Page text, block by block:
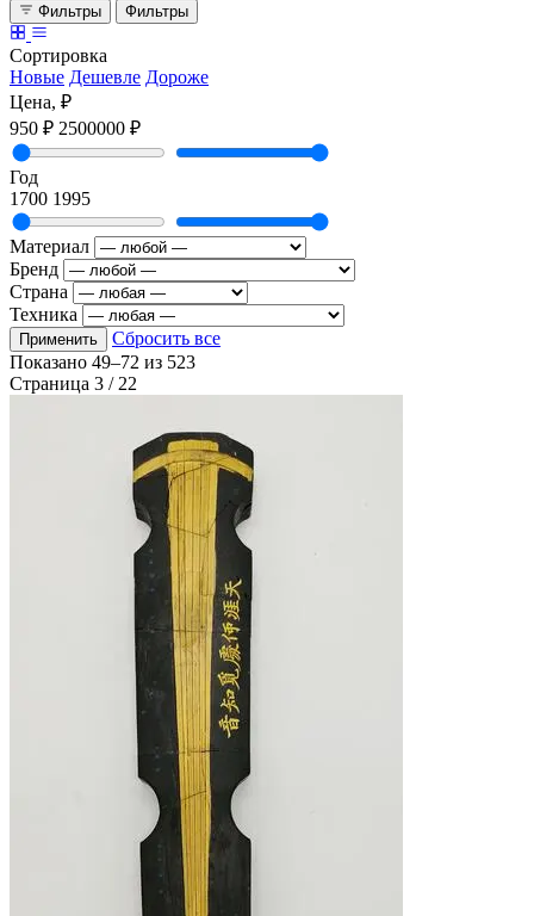
Фильтры Фильтры
Сортировка
Новые Дешевле Дороже
Цена, ₽
950 ₽ 2500000 ₽
Год
1700 1995
Материал
Бренд
Страна
Техника
Применить
Сбросить все
Показано 49–72 из 523
Страница 3 / 22